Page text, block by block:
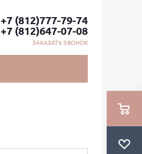
+7 (812)777-79-74
+7 (812)647-07-08
ЗАКАЗАТЬ ЗВОНОК